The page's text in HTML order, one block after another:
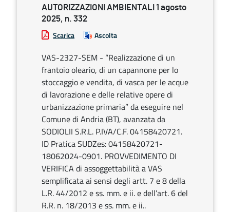
AUTORIZZAZIONI AMBIENTALI 1 agosto
2025, n. 332
Scarica Ascolta
VAS-2327-SEM - “Realizzazione di un
frantoio oleario, di un capannone per lo
stoccaggio e vendita, di vasca per le acque
di lavorazione e delle relative opere di
urbanizzazione primaria” da eseguire nel
Comune di Andria (BT), avanzata da
SODIOLII S.R.L. P.IVA/C.F. 04158420721.
ID Pratica SUDZes: 04158420721-
18062024-0901. PROVVEDIMENTO DI
VERIFICA di assoggettabilità a VAS
semplificata ai sensi degli artt. 7 e 8 della
L.R. 44/2012 e ss. mm. e ii. e dell’art. 6 del
R.R. n. 18/2013 e ss. mm. e ii..